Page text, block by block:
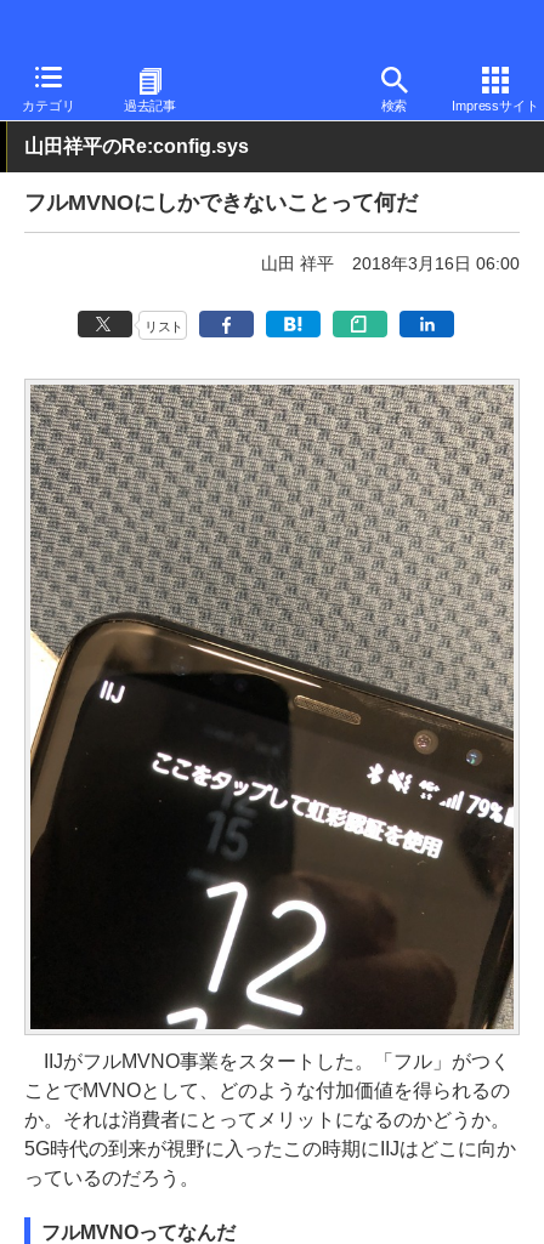
カテゴリ 過去記事 検索 Impressサイト
PC Watch 市場 動向
山田祥平のRe:config.sys
フルMVNOにしかできないことって何だ
山田 祥平 2018年3月16日 06:00
リスト
IIJがフルMVNO事業をスタートした。「フル」がつく
ことでMVNOとして、どのような付加価値を得られるの
か。それは消費者にとってメリットになるのかどうか。
5G時代の到来が視野に入ったこの時期にIIJはどこに向か
っているのだろう。
フルMVNOってなんだ